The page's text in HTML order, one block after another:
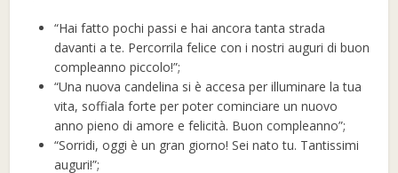
“Hai fatto pochi passi e hai ancora tanta strada
davanti a te. Percorrila felice con i nostri auguri di buon
compleanno piccolo!”;
“Una nuova candelina si è accesa per illuminare la tua
vita, soffiala forte per poter cominciare un nuovo
anno pieno di amore e felicità. Buon compleanno”;
“Sorridi, oggi è un gran giorno! Sei nato tu. Tantissimi
auguri!”;